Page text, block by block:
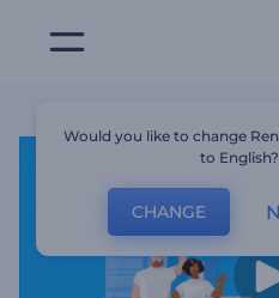
Would you like to change
to English?
CHANGE